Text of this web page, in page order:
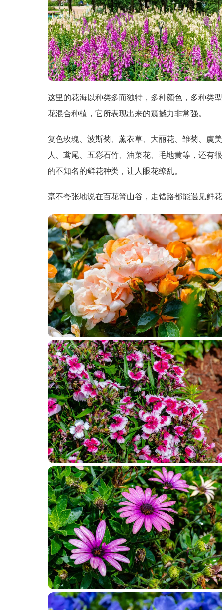
这里的花海以种类多而独特，多种颜色，多种类
花混合种植，它所表现出来的震撼力非常强。
复色玫瑰、波斯菊、薰衣草、大丽花、雏菊、虞美
人、鸢尾、五彩石竹、油菜花、毛地黄等，还有
的不知名的鲜花种类，让人眼花缭乱。
毫不夸张地说在百花箐山谷，走错路都能遇见鲜